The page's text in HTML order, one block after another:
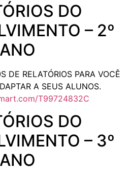
DO
– 2º
ANO
DE RELATÓRIOS PARA VOCÊ
A SEUS ALUNOS.
T99724832C
DO
– 3º
ANO